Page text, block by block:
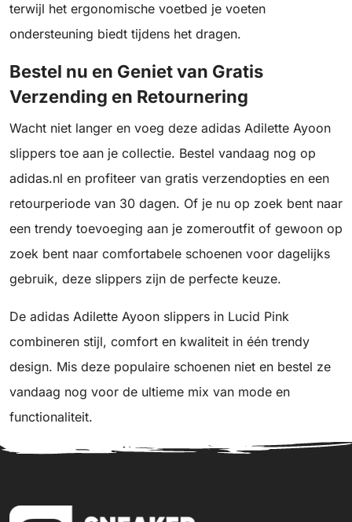
terwijl het ergonomische voetbed je voeten
ondersteuning biedt tijdens het dragen.
Bestel nu en Geniet van Gratis
Verzending en Retournering
Wacht niet langer en voeg deze adidas Adilette Ayoon
slippers toe aan je collectie. Bestel vandaag nog op
adidas.nl en profiteer van gratis verzendopties en een
retourperiode van 30 dagen. Of je nu op zoek bent naar
een trendy toevoeging aan je zomeroutfit of gewoon op
zoek bent naar comfortabele schoenen voor dagelijks
gebruik, deze slippers zijn de perfecte keuze.
De adidas Adilette Ayoon slippers in Lucid Pink
combineren stijl, comfort en kwaliteit in één trendy
design. Mis deze populaire schoenen niet en bestel ze
vandaag nog voor de ultieme mix van mode en
functionaliteit.